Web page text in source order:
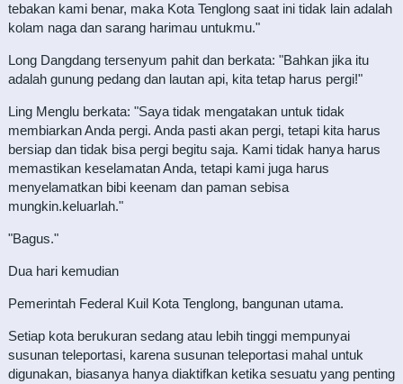
tebakan kami benar, maka Kota Tenglong saat ini tidak lain adalah
kolam naga dan sarang harimau untukmu."
Long Dangdang tersenyum pahit dan berkata: "Bahkan jika itu
adalah gunung pedang dan lautan api, kita tetap harus pergi!"
Ling Menglu berkata: "Saya tidak mengatakan untuk tidak
membiarkan Anda pergi. Anda pasti akan pergi, tetapi kita harus
bersiap dan tidak bisa pergi begitu saja. Kami tidak hanya harus
memastikan keselamatan Anda, tetapi kami juga harus
menyelamatkan bibi keenam dan paman sebisa
mungkin.keluarlah."
"Bagus."
Dua hari kemudian
Pemerintah Federal Kuil Kota Tenglong, bangunan utama.
Setiap kota berukuran sedang atau lebih tinggi mempunyai
susunan teleportasi, karena susunan teleportasi mahal untuk
digunakan, biasanya hanya diaktifkan ketika sesuatu yang penting